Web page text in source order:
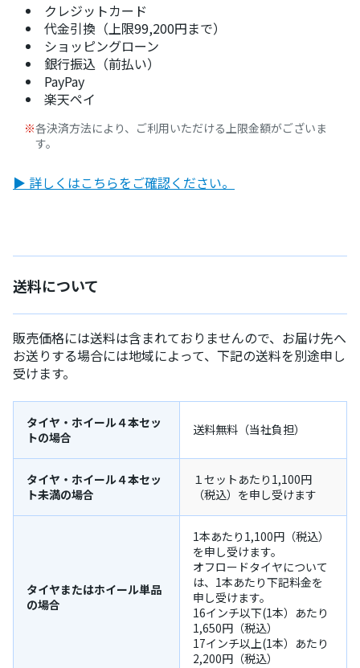
クレジットカード
代金引換（上限99,200円まで）
ショッピングローン
銀行振込（前払い）
PayPay
楽天ペイ
各決済方法により、ご利用いただける上限金額がございま
す。
▶ 詳しくはこちらをご確認ください。
送料について
販売価格には送料は含まれておりませんので、お届け先へ
お送りする場合には地域によって、下記の送料を別途申し
受けます。
タイヤ・ホイール４本セッ
トの場合
送料無料（当社負担）
タイヤ・ホイール４本セッ
ト未満の場合
１セットあたり1,100円
（税込）を申し受けます
タイヤまたはホイール単品
の場合
1本あたり1,100円（税込）
を申し受けます。
オフロードタイヤについて
は、1本あたり下記料金を
申し受けます。
16インチ以下(1本）あたり
1,650円（税込）
17インチ以上(1本）あたり
2,200円（税込）